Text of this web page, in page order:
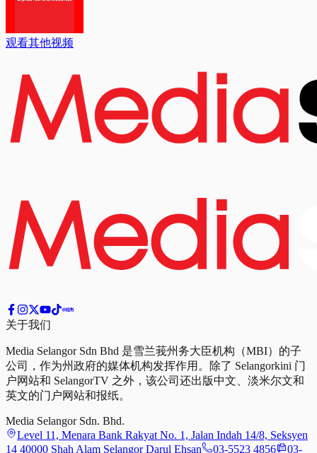
观看其他视频
关于我们
Media Selangor Sdn Bhd 是雪兰莪州务大臣机构（MBI）的子
公司，作为州政府的媒体机构发挥作用。除了 Selangorkini 门
户网站和 SelangorTV 之外，该公司还出版中文、淡米尔文和
英文的门户网站和报纸。
Media Selangor Sdn. Bhd.
Level 11, Menara Bank Rakyat No. 1, Jalan Indah 14/8, Seksyen
14 40000 Shah Alam Selangor Darul Ehsan
03-5523 4856
03-